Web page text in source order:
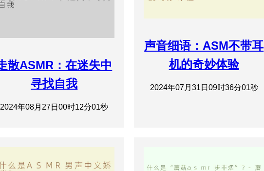
散ASMR：在迷失中
寻找自我
2024年08月27日00时12分01秒
声音细语：ASM不带耳
机的奇妙体验
2024年07月31日09时36分01秒